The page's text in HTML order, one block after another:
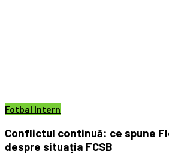
Fotbal Intern
Conflictul continuă: ce spune
despre situația FCSB